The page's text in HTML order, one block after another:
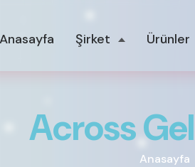
Anasayfa Şirket Ürünler
AcrossGel
Anasayfa